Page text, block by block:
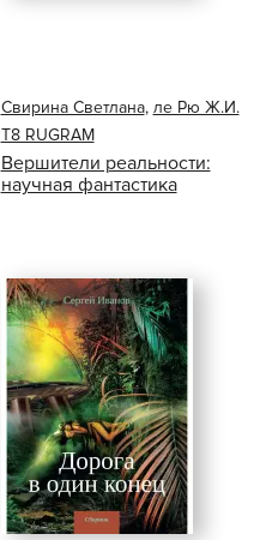
Вершители реальности:
научная фантастика
Свирина Светлана, ле Рю Ж.И.
Т8 RUGRAM